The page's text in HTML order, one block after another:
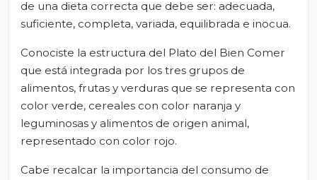
de una dieta correcta que debe ser: adecuada,
suficiente, completa, variada, equilibrada e inocua.
Conociste la estructura del Plato del Bien Comer
que está integrada por los tres grupos de
alimentos, frutas y verduras que se representa con
color verde, cereales con color naranja y
leguminosas y alimentos de origen animal,
representado con color rojo.
Cabe recalcar la importancia del consumo de